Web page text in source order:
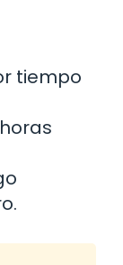
tiempo